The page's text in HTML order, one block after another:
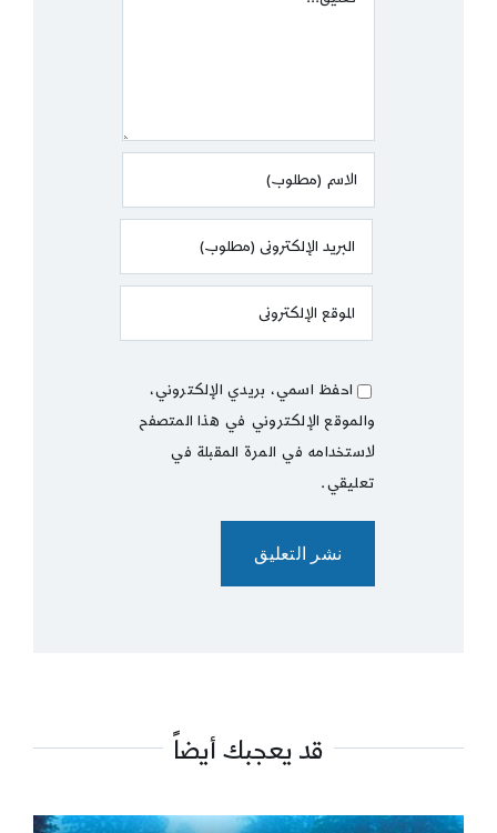
احفظ اسمي، بريدي الإلكتروني،
والموقع الإلكتروني في هذا المتصفح
لاستخدامه في المرة المقبلة في
تعليقي.
قد يعجبك أيضاً